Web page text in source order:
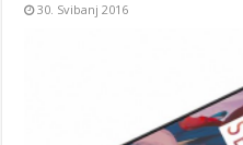
30. Svibanj 2016